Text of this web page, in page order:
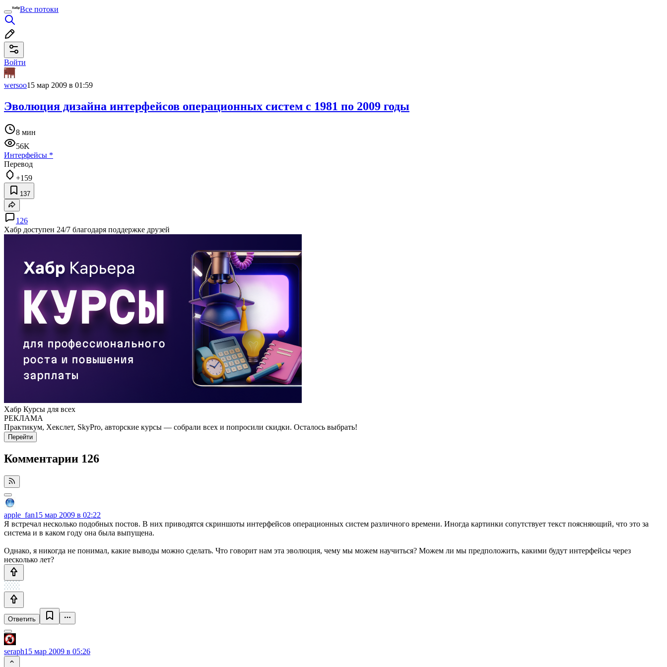
Все потоки
Войти
wersoo15 мар 2009 в 01:59
Эволюция дизайна интерфейсов операционных систем с 1981 по 2009 годы
8 мин
56K
Интерфейсы *
Перевод
+159
137
126
Хабр доступен 24/7 благодаря поддержке друзей
Хабр Курсы для всех
РЕКЛАМА
Практикум, Хекслет, SkyPro, авторские курсы — собрали всех и попросили скидки. Осталось выбрать!
Перейти
Комментарии 126
apple_fan15 мар 2009 в 02:22
Я встречал несколько подобных постов. В них приводятся скриншоты интерфейсов операционных систем различного времени. Иногда картинки сопутствует текст поясняющий, что это за
система и в каком году она была выпущена.
Однако, я никогда не понимал, какие выводы можно сделать. Что говорит нам эта эволюция, чему мы можем научиться? Можем ли мы предположить, какими будут интерфейсы через
несколько лет?
Ответить
seraph15 мар 2009 в 05:26